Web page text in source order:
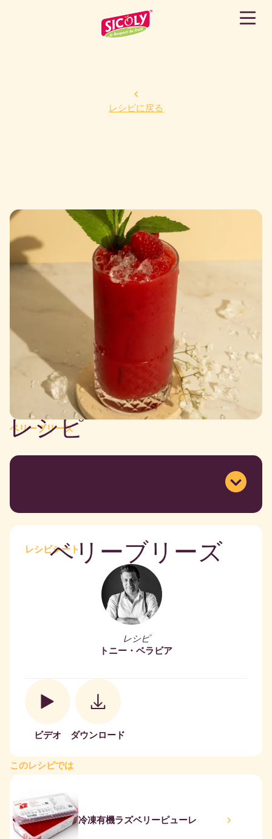
レシピに戻る
ベリーブリーズ
レシピ
レシピシート
ベリーブリーズ
レシピ
トニー・ベラビア
ビデオ ダウンロード
このレシピでは
冷凍有機ラズベリーピューレ